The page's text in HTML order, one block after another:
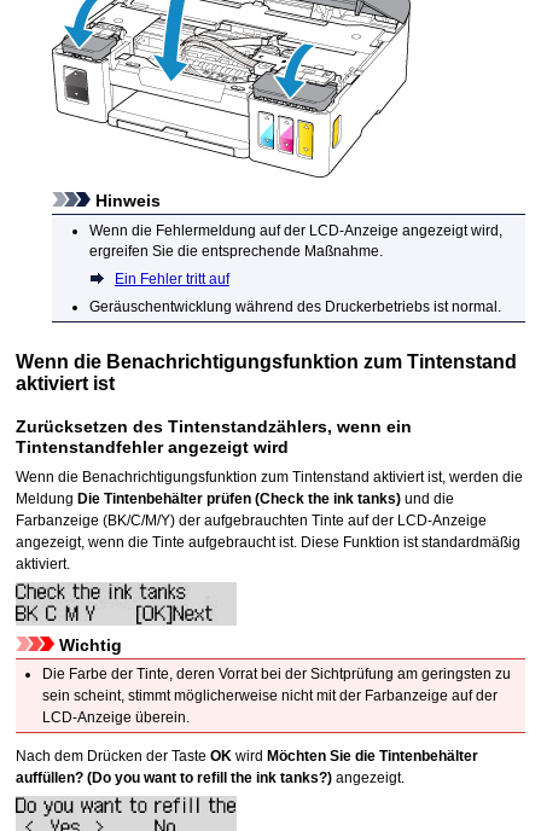
Hinweis
Wenn die Fehlermeldung auf der LCD-Anzeige angezeigt wird,
ergreifen Sie die entsprechende Maßnahme.
Ein Fehler tritt auf
Geräuschentwicklung während des Druckerbetriebs ist normal.
Wenn die Benachrichtigungsfunktion zum Tintenstand
aktiviert ist
Zurücksetzen des Tintenstandzählers, wenn ein
Tintenstandfehler angezeigt wird
Wenn die Benachrichtigungsfunktion zum Tintenstand aktiviert ist, werden die
Meldung Die Tintenbehälter prüfen (Check the ink tanks) und die
Farbanzeige (BK/C/M/Y) der aufgebrauchten Tinte auf der LCD-Anzeige
angezeigt, wenn die Tinte aufgebraucht ist. Diese Funktion ist standardmäßig
aktiviert.
Wichtig
Die Farbe der Tinte, deren Vorrat bei der Sichtprüfung am geringsten zu
sein scheint, stimmt möglicherweise nicht mit der Farbanzeige auf der
LCD-Anzeige überein.
Nach dem Drücken der TasteOK wirdMöchten Sie die Tintenbehälter
auffüllen? (Do you want to refill the ink tanks?) angezeigt.